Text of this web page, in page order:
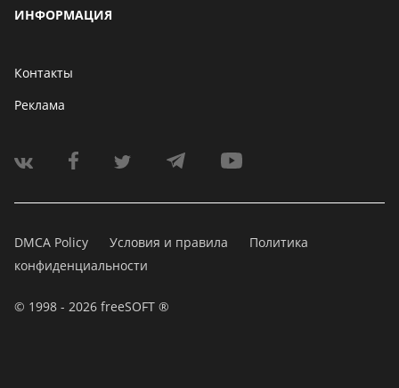
ИНФОРМАЦИЯ
Контакты
Реклама
DMCA Policy Условия и правила
Политика
конфиденциальности
© 1998 - 2026 freeSOFT ®